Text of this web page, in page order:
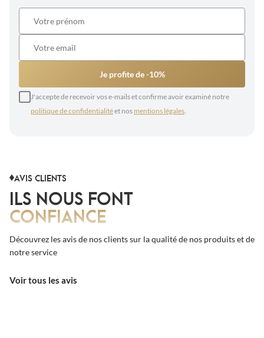
Je profite de -10%
J'accepte de recevoir vos e-mails et confirme avoir examiné notre
politique de confidentialitéet nos mentions légales.
AVIS CLIENTS
ILS NOUS FONT
CONFIANCE
Découvrez les avis de nos clients sur la qualité de nos produits et de
notre service
Voir tous les avis